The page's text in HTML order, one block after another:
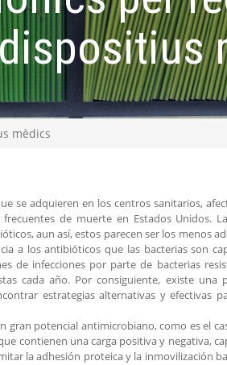
mèdics
se adquieren en los centros sanitarios,
de muerte en Estados Unidos.
aun así, estos parecen ser los menos
a los antibióticos que las bacterias son
de infecciones por parte de bacterias
cada año. Por consiguiente, existe una
estrategias alternativas y efectivas
potencial antimicrobiano, como es el
contienen una carga positiva y negativa,
la adhesión proteica y la inmovilización